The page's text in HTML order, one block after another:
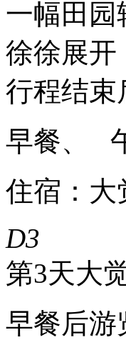
一幅田园
徐徐展开
行程结束
早餐、
住宿：大
D3
第3天大
早餐后游